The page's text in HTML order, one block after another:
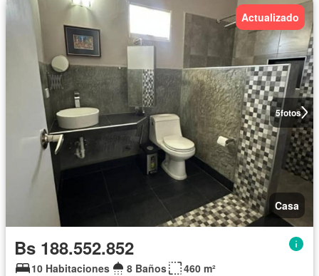
5fotos
Actualizado
Casa
Bs 188.552.852
10 Habitaciones 8 Baños
460 m²